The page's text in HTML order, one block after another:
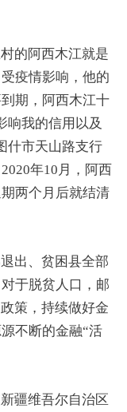
的阿西木江就是
疫情影响，他的
期，阿西木江十
响我的信用以及
什市天山路支行
年10月，阿西
两个月后就结清
出、贫困县全部
于脱贫人口，邮
策，持续做好金
不断的金融“活
疆维吾尔自治区